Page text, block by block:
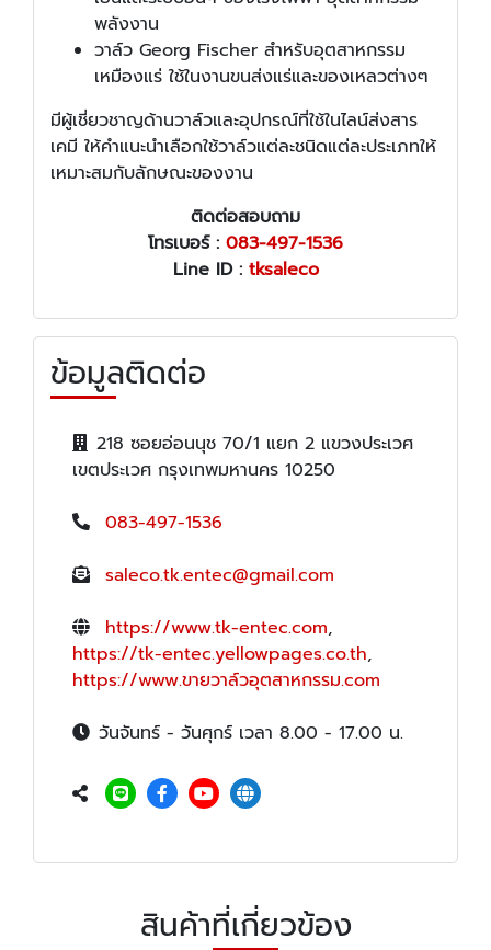
พลังงาน
วาล์ว Georg Fischer สำหรับอุตสาหกรรม
เหมืองแร่ ใช้ในงานขนส่งแร่และของเหลวต่างๆ
มีผู้เชี่ยวชาญด้านวาล์วและอุปกรณ์ที่ใช้ในไลน์ส่งสาร
เคมี ให้คำแนะนำเลือกใช้วาล์วแต่ละชนิดแต่ละประเภทให้
เหมาะสมกับลักษณะของงาน
ติดต่อสอบถาม
โทรเบอร์ : 083-497-1536
Line ID : tksaleco
ข้อมูลติดต่อ
218 ซอยอ่อนนุช 70/1 แยก 2 แขวงประเวศ
เขตประเวศ กรุงเทพมหานคร 10250
083-497-1536
saleco.tk.entec@gmail.com
https://www.tk-entec.com,
https://tk-entec.yellowpages.co.th,
https://www.ขายวาล์วอุตสาหกรรม.com
วันจันทร์ - วันศุกร์ เวลา 8.00 - 17.00 น.
สินค้าที่เกี่ยวข้อง